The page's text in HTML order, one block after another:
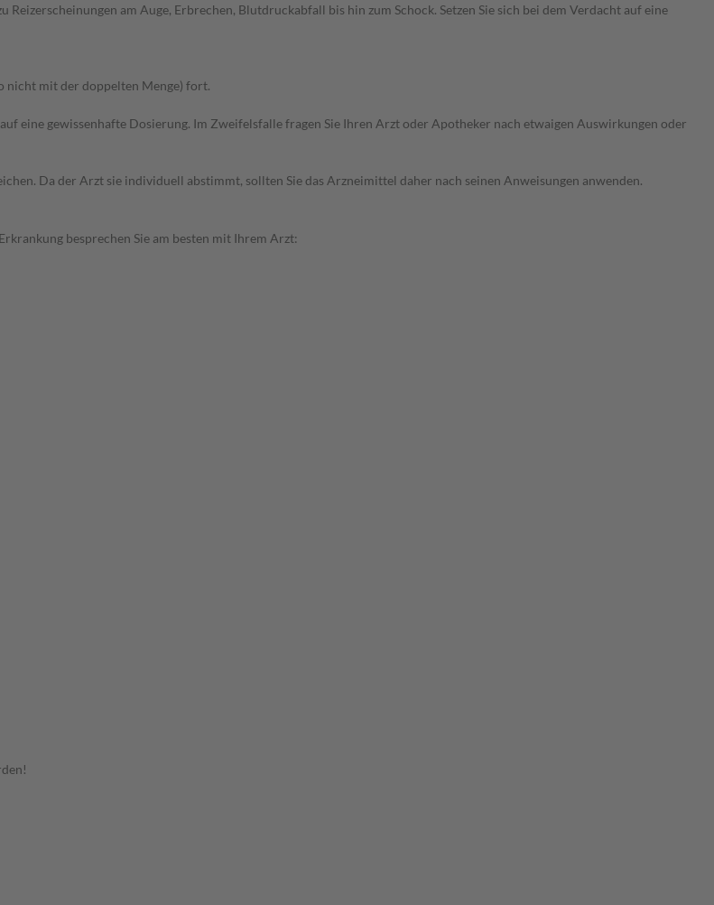
am Auge, Erbrechen, Blutdruckabfall bis hin zum Schock. Setzen Sie sich bei dem Verdacht auf eine
nicht mit der doppelten Menge) fort.
eine gewissenhafte Dosierung. Im Zweifelsfalle fragen Sie Ihren Arzt oder Apotheker nach etwaigen Auswirkungen oder
Da der Arzt sie individuell abstimmt, sollten Sie das Arzneimittel daher nach seinen Anweisungen anwenden.
besprechen Sie am besten mit Ihrem Arzt: